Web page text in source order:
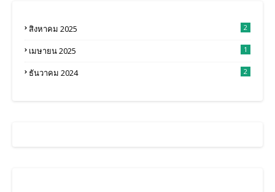
สิงหาคม 2025 2
เมษายน 2025 1
ธันวาคม 2024 2